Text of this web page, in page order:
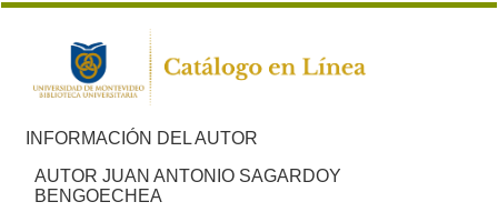
INFORMACIÓN DEL AUTOR
AUTOR JUAN ANTONIO SAGARDOY
BENGOECHEA